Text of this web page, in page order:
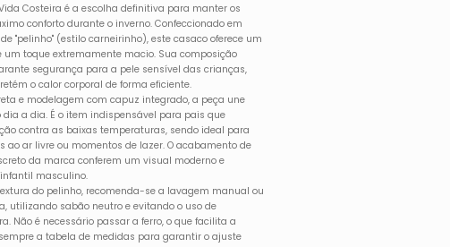
Costeira é a escolha definitiva para manter os
conforto durante o inverno. Confeccionado em
"pelinho" (estilo carneirinho), este casaco oferece um
toque extremamente macio. Sua composição
segurança para a pele sensível das crianças,
o calor corporal de forma eficiente.
e modelagem com capuz integrado, a peça une
a dia. É o item indispensável para pais que
contra as baixas temperaturas, sendo ideal para
ao ar livre ou momentos de lazer. O acabamento de
da marca conferem um visual moderno e
masculino.
do pelinho, recomenda-se a lavagem manual ou
utilizando sabão neutro e evitando o uso de
Não é necessário passar a ferro, o que facilita a
a tabela de medidas para garantir o ajuste